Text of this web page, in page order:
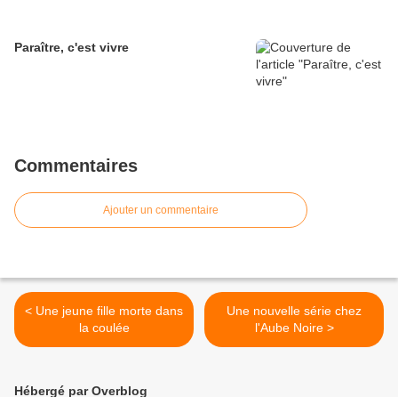
Paraître, c'est vivre
Commentaires
Ajouter un commentaire
< Une jeune fille morte dans
la coulée
Une nouvelle série chez
l'Aube Noire >
Hébergé par Overblog